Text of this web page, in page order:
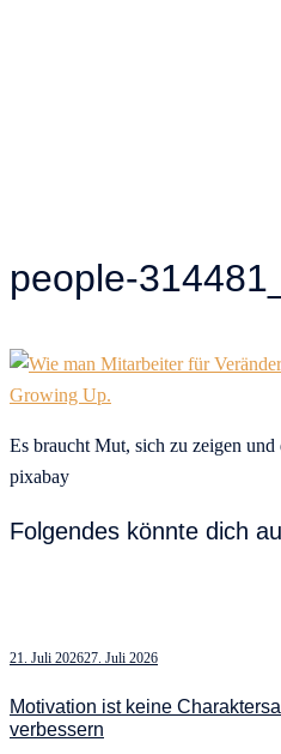
people-
Es braucht Mut, sich zu zeigen
pixabay
Folgendes könnte dich
21. Juli 202627. Juli 2026
Motivation ist keine
verbessern